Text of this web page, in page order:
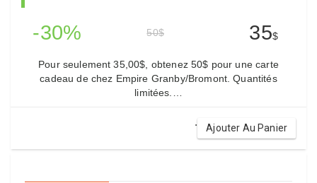
-30% 50$ 35$
Pour seulement 35,00$, obtenez 50$ pour une carte
cadeau de chez Empire Granby/Bromont. Quantités
limitées.…
. Ajouter Au Panier